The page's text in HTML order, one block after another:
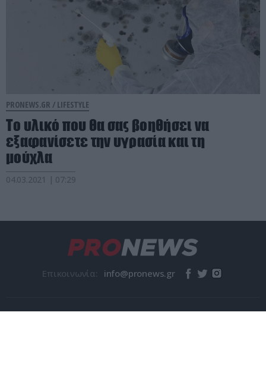
PRONEWS.GR / LIFESTYLE
Το υλικό που θα σας βοηθήσει να
εξαφανίσετε την υγρασία και τη
μούχλα
04.03.2021 | 07:29
Επικοινωνία: